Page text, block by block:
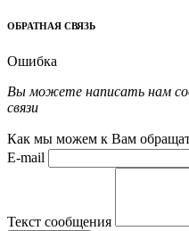
ОБРАТНАЯ СВЯЗЬ
Ошибка
Вы можете написать нам
связи
Как мы можем к Вам
E-mail
Текст сообщения